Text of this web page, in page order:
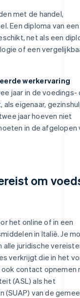
met de handel,
Een diploma van een
net als een
of een
werkervaring
jaar in de voedings-
eigenaar,
jaar hoeven niet
in de afgelopen
om
het online of in een
in Italië. Je
alle juridische
verkrijgt die in het
contact opnemen
(ASL) als het
(SUAP) van de